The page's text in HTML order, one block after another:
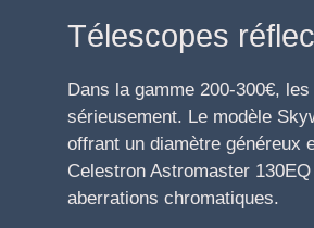
Télescopes
Dans la gamme 200-300€, les
sérieusement. Le modèle
offrant un diamètre généreux
Celestron Astromaster
aberrations chromatiques.